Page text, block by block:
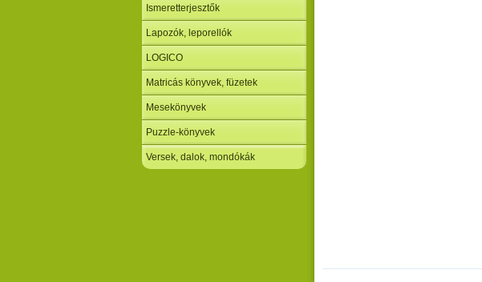
Ismeretterjesztők
Lapozók, leporellók
LOGICO
Matricás könyvek, füzetek
Mesekönyvek
Puzzle-könyvek
Versek, dalok, mondókák